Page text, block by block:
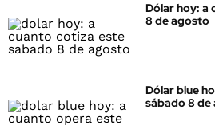
Dólar hoy: a
8 de agosto
Dólar blue
sábado 8